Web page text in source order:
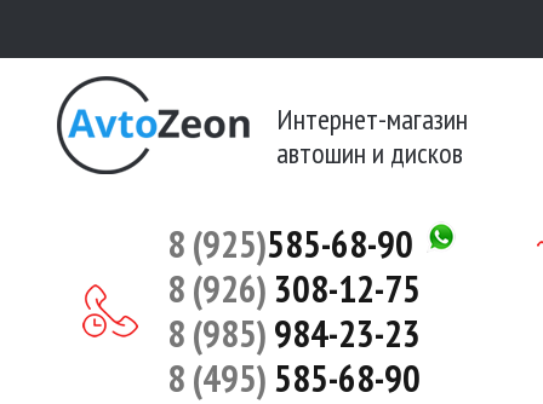
Интернет-магазин
автошин и дисков
8 (925)585-68-90
8 (926) 308-12-75
8 (985)984-23-23
8 (495)585-68-90